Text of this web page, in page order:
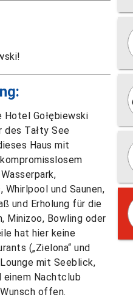
Gołębiewski
des Tałty See
Haus mit
und Saunen,
und Erholung für die
Minizoo, Bowling oder
hat hier keine
(„Zielona“ und
mit Seeblick,
einem Nachtclub
offen.